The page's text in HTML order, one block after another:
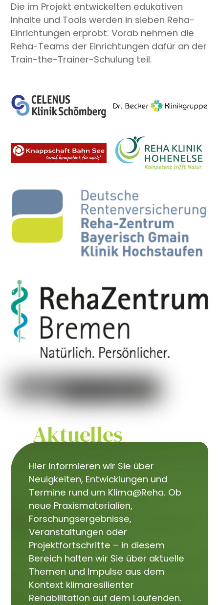
Die im Projekt entwickelten edukativen
Inhalte und Tools werden in sieben Reha-
Einrichtungen erprobt. Vorab nehmen die
Reha-Teams der Einrichtungen dafür an der
Train-the-Trainer-Schulung teil.
Aktuelles
Hier informieren wir Sie über
Neuigkeiten, Entwicklungen und
Termine rund um Klima@Reha. Ob
neue Praxismaterialien,
Forschungsergebnisse,
Veranstaltungen oder
Projektfortschritte – in diesem
Bereich halten wir Sie über aktuelle
Themen und Impulse aus dem
Kontext klimaresilienter
Rehabilitation auf dem Laufenden.